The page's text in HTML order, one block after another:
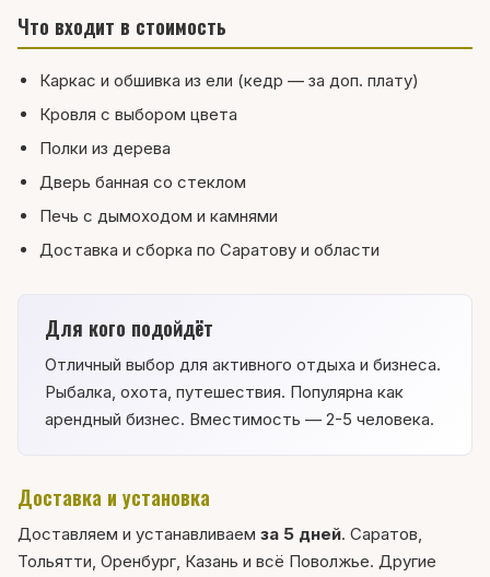
Что входит в стоимость
Каркас и обшивка из ели (кедр — за доп. плату)
Кровля с выбором цвета
Полки из дерева
Дверь банная со стеклом
Печь с дымоходом и камнями
Доставка и сборка по Саратову и области
Для кого подойдёт
Отличный выбор для активного отдыха и бизнеса.
Рыбалка, охота, путешествия. Популярна как
арендный бизнес. Вместимость — 2-5 человека.
Доставка и установка
Доставляем и устанавливаем за 5 дней. Саратов,
Тольятти, Оренбург, Казань и всё Поволжье. Другие